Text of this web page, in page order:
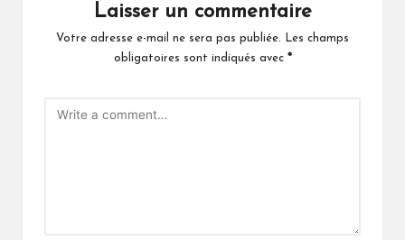
Laisser un commentaire
Votre adresse e-mail ne sera pas publiée.
Les champs
obligatoires sont indiqués avec *